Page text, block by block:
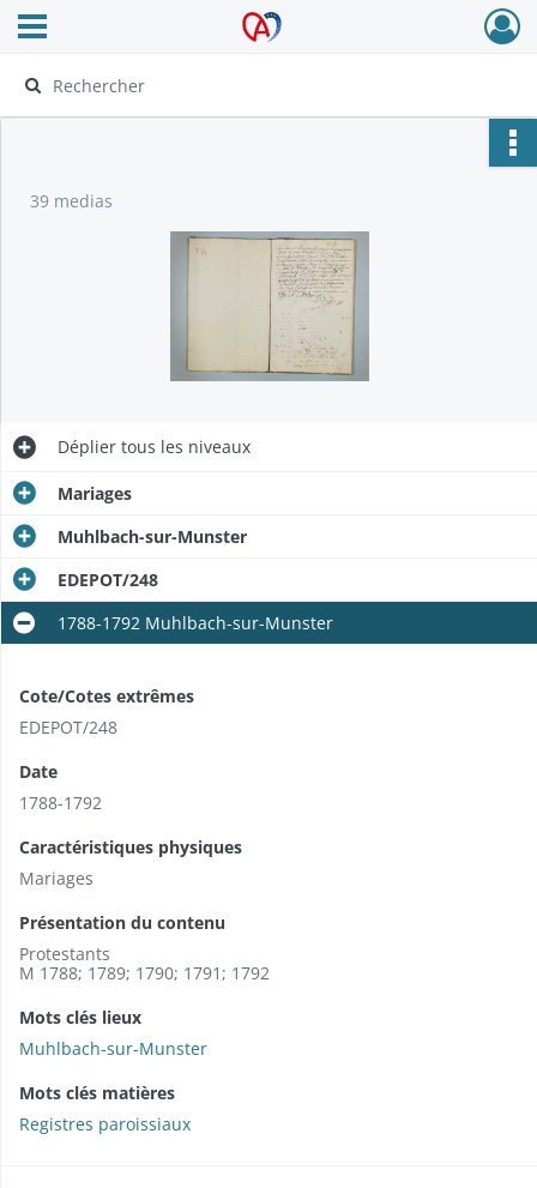
Archives Alsace - Colmar
Ouvrir le menu déroulant
39 medias
Déplier tous les niveaux
Mariages
Muhlbach-sur-Munster
EDEPOT/248
1788-1792 Muhlbach-sur-Munster
Cote/Cotes extrêmes
EDEPOT/248
Date
1788-1792
Caractéristiques physiques
Mariages
Présentation du contenu
Protestants
M 1788; 1789; 1790; 1791; 1792
Mots clés lieux
Muhlbach-sur-Munster
Mots clés matières
Registres paroissiaux